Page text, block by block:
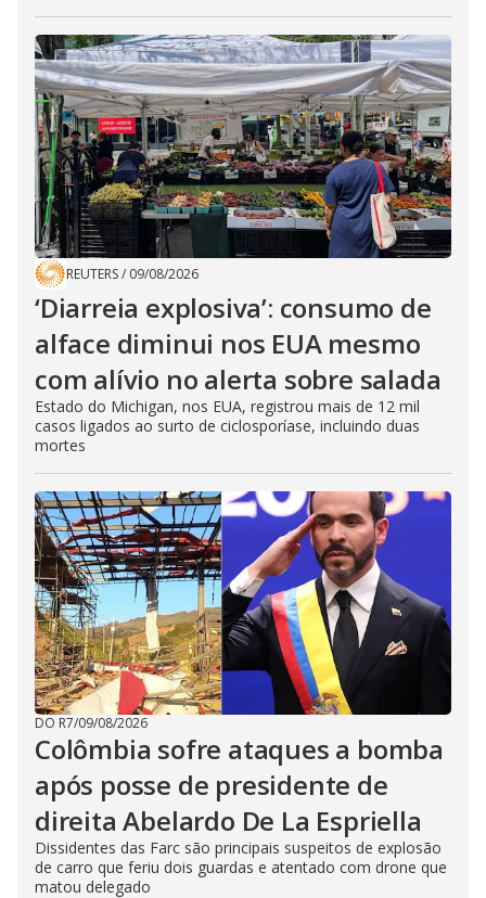
REUTERS/ 09/08/2026
‘Diarreia explosiva’: consumo de
alface diminui nos EUA mesmo
com alívio no alerta sobre salada
Estado do Michigan, nos EUA, registrou mais de 12 mil
casos ligados ao surto de ciclosporíase, incluindo duas
mortes
DO R7/09/08/2026
Colômbia sofre ataques a bomba
após posse de presidente de
direita Abelardo De La Espriella
Dissidentes das Farc são principais suspeitos de explosão
de carro que feriu dois guardas e atentado com drone que
matou delegado